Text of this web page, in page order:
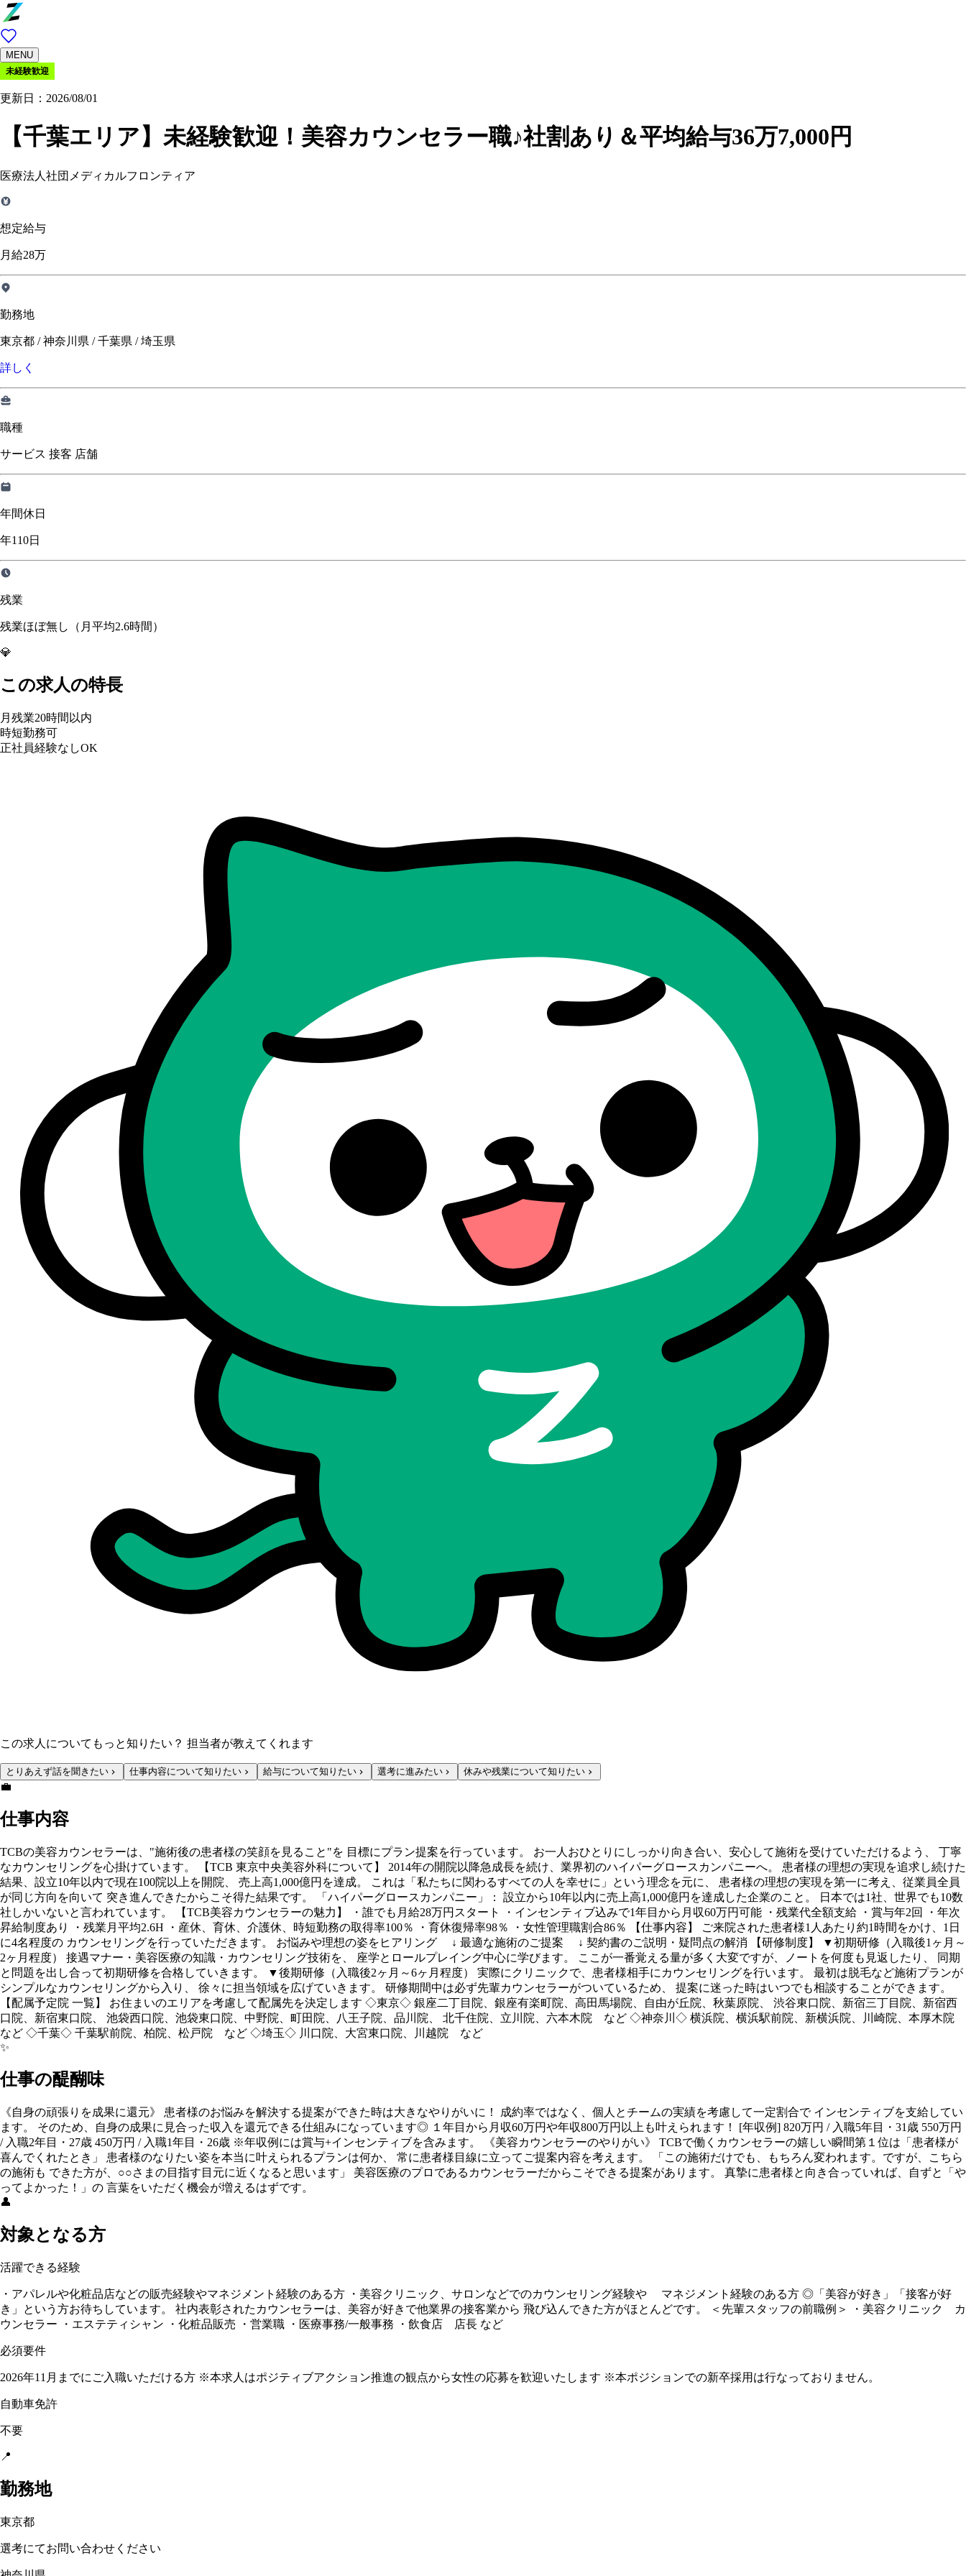
MENU
未経験歓迎
更新日：2026/08/01
【千葉エリア】未経験歓迎！美容カウンセラー職♪社割あり＆平均給与36万7,000円
医療法人社団メディカルフロンティア
想定給与
月給28万
勤務地
東京都 / 神奈川県 / 千葉県 / 埼玉県
詳しく
職種
サービス 接客 店舗
年間休日
年110日
残業
残業ほぼ無し（月平均2.6時間）
💎
この求人の特長
月残業20時間以内
時短勤務可
正社員経験なしOK
この求人についてもっと知りたい？ 担当者が教えてくれます
とりあえず話を聞きたい 仕事内容について知りたい 給与について知りたい 選考に進みたい 休みや残業について知りたい
💼
仕事内容
TCBの美容カウンセラーは、"施術後の患者様の笑顔を見ること"を 目標にプラン提案を行っています。 お一人おひとりにしっかり向き合い、安心して施術を受けていただけるよう、 丁寧
なカウンセリングを心掛けています。 【TCB 東京中央美容外科について】 2014年の開院以降急成長を続け、業界初のハイパーグロースカンパニーへ。 患者様の理想の実現を追求し続けた
結果、設立10年以内で現在100院以上を開院、 売上高1,000億円を達成。 これは「私たちに関わるすべての人を幸せに」という理念を元に、 患者様の理想の実現を第一に考え、従業員全員
が同じ方向を向いて 突き進んできたからこそ得た結果です。 「ハイパーグロースカンパニー」： 設立から10年以内に売上高1,000億円を達成した企業のこと。 日本では1社、世界でも10数
社しかいないと言われています。 【TCB美容カウンセラーの魅力】 ・誰でも月給28万円スタート ・インセンティブ込みで1年目から月収60万円可能 ・残業代全額支給 ・賞与年2回 ・年次
昇給制度あり ・残業月平均2.6H ・産休、育休、介護休、時短勤務の取得率100％ ・育休復帰率98％ ・女性管理職割合86％ 【仕事内容】 ご来院された患者様1人あたり約1時間をかけ、1日
に4名程度の カウンセリングを行っていただきます。 お悩みや理想の姿をヒアリング ↓ 最適な施術のご提案 ↓ 契約書のご説明・疑問点の解消 【研修制度】 ▼初期研修（入職後1ヶ月～
2ヶ月程度） 接遇マナー・美容医療の知識・カウンセリング技術を、 座学とロールプレイング中心に学びます。 ここが一番覚える量が多く大変ですが、ノートを何度も見返したり、 同期
と問題を出し合って初期研修を合格していきます。 ▼後期研修（入職後2ヶ月～6ヶ月程度） 実際にクリニックで、患者様相手にカウンセリングを行います。 最初は脱毛など施術プランが
シンプルなカウンセリングから入り、 徐々に担当領域を広げていきます。 研修期間中は必ず先輩カウンセラーがついているため、 提案に迷った時はいつでも相談することができます。
【配属予定院 一覧】 お住まいのエリアを考慮して配属先を決定します ◇東京◇ 銀座二丁目院、銀座有楽町院、高田馬場院、自由が丘院、秋葉原院、 渋谷東口院、新宿三丁目院、新宿西
口院、新宿東口院、 池袋西口院、池袋東口院、中野院、町田院、八王子院、品川院、 北千住院、立川院、六本木院 など ◇神奈川◇ 横浜院、横浜駅前院、新横浜院、川崎院、本厚木院
など ◇千葉◇ 千葉駅前院、柏院、松戸院 など ◇埼玉◇ 川口院、大宮東口院、川越院 など
✨
仕事の醍醐味
《自身の頑張りを成果に還元》 患者様のお悩みを解決する提案ができた時は大きなやりがいに！ 成約率ではなく、個人とチームの実績を考慮して一定割合で インセンティブを支給してい
ます。 そのため、自身の成果に見合った収入を還元できる仕組みになっています◎ １年目から月収60万円や年収800万円以上も叶えられます！ [年収例] 820万円 / 入職5年目・31歳 550万円
/ 入職2年目・27歳 450万円 / 入職1年目・26歳 ※年収例には賞与+インセンティブを含みます。 《美容カウンセラーのやりがい》 TCBで働くカウンセラーの嬉しい瞬間第１位は「患者様が
喜んでくれたとき」 患者様のなりたい姿を本当に叶えられるプランは何か、 常に患者様目線に立ってご提案内容を考えます。 「この施術だけでも、もちろん変われます。ですが、こちら
の施術も できた方が、○○さまの目指す目元に近くなると思います」 美容医療のプロであるカウンセラーだからこそできる提案があります。 真摯に患者様と向き合っていれば、自ずと「や
ってよかった！」の 言葉をいただく機会が増えるはずです。
👤
対象となる方
活躍できる経験
・アパレルや化粧品店などの販売経験やマネジメント経験のある方 ・美容クリニック、サロンなどでのカウンセリング経験や マネジメント経験のある方 ◎「美容が好き」「接客が好
き」という方お待ちしています。 社内表彰されたカウンセラーは、美容が好きで他業界の接客業から 飛び込んできた方がほとんどです。 ＜先輩スタッフの前職例＞ ・美容クリニック カ
ウンセラー ・エステティシャン ・化粧品販売 ・営業職 ・医療事務/一般事務 ・飲食店 店長 など
必須要件
2026年11月までにご入職いただける方 ※本求人はポジティブアクション推進の観点から女性の応募を歓迎いたします ※本ポジションでの新卒採用は行なっておりません。
自動車免許
不要
📍
勤務地
東京都
選考にてお問い合わせください